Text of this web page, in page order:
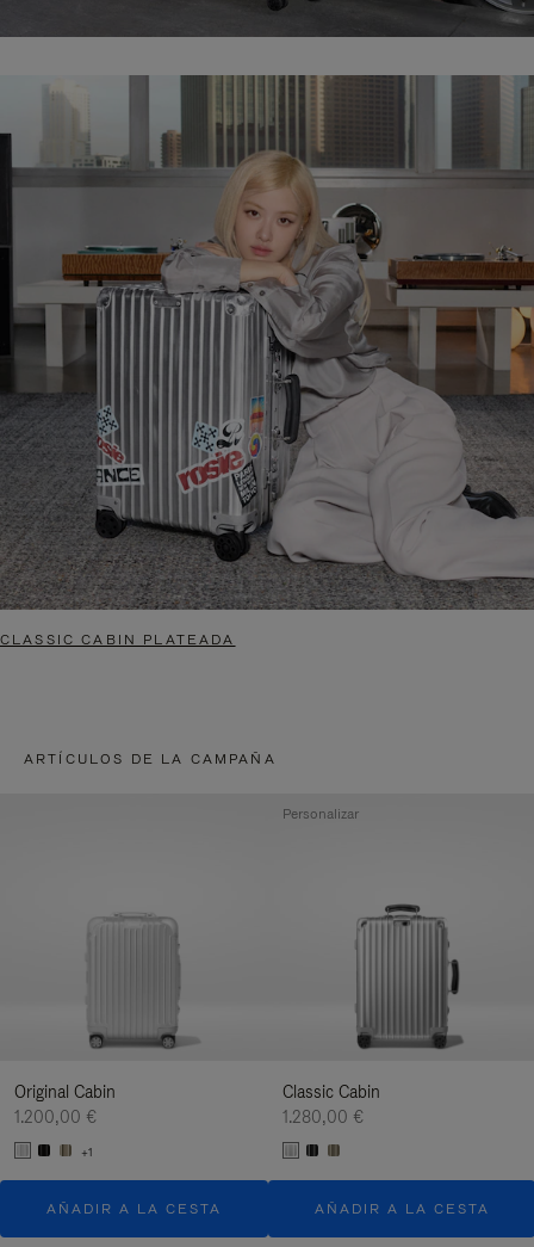
CLASSIC CABIN PLATEADA
ARTÍCULOS DE LA CAMPAÑA
Original Cabin
1.200,00 €
+1
AÑADIR A LA CESTA
Classic Cabin
1.280,00 €
AÑADIR A LA CESTA
Personalizar